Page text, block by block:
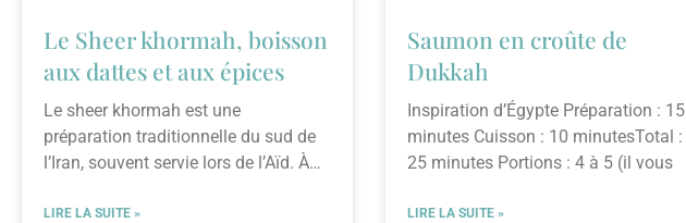
Le Sheer khormah, boisson
aux dattes et aux épices ​
Le sheer khormah est une
préparation traditionnelle du sud de
l’Iran, souvent servie lors de l’Aïd. À
LIRE LA SUITE »
Saumon en croûte de
Dukkah
Inspiration d’Égypte Préparation : 15
minutes Cuisson : 10 minutesTotal :
25 minutes Portions : 4 à 5 (il vous
LIRE LA SUITE »